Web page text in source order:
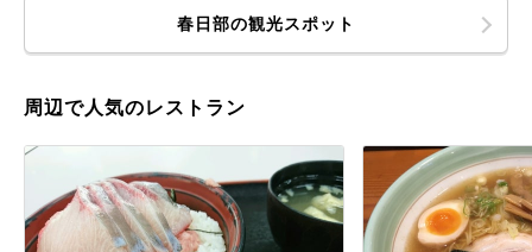
春日部の観光スポット
周辺で人気のレストラン